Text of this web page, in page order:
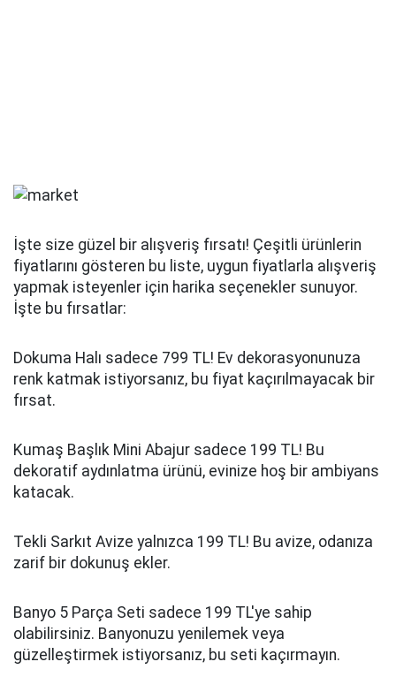
İşte size güzel bir alışveriş fırsatı! Çeşitli ürünlerin
fiyatlarını gösteren bu liste, uygun fiyatlarla alışveriş
yapmak isteyenler için harika seçenekler sunuyor.
İşte bu fırsatlar:
Dokuma Halı sadece 799 TL! Ev dekorasyonunuza
renk katmak istiyorsanız, bu fiyat kaçırılmayacak bir
fırsat.
Kumaş Başlık Mini Abajur sadece 199 TL! Bu
dekoratif aydınlatma ürünü, evinize hoş bir ambiyans
katacak.
Tekli Sarkıt Avize yalnızca 199 TL! Bu avize, odanıza
zarif bir dokunuş ekler.
Banyo 5 Parça Seti sadece 199 TL'ye sahip
olabilirsiniz. Banyonuzu yenilemek veya
güzelleştirmek istiyorsanız, bu seti kaçırmayın.